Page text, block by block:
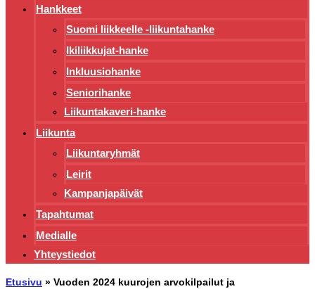
Hankkeet
Suomi liikkeelle -liikuntahanke
Ikiliikkujat-hanke
Inkluusiohanke
Seniorihanke
Liikuntakaveri-hanke
Liikunta
Liikuntaryhmät
Leirit
Kampanjapäivät
Tapahtumat
Medialle
Yhteystiedot
Etusivu » Vuoden 2024 kuurojen arvokilpailut ja